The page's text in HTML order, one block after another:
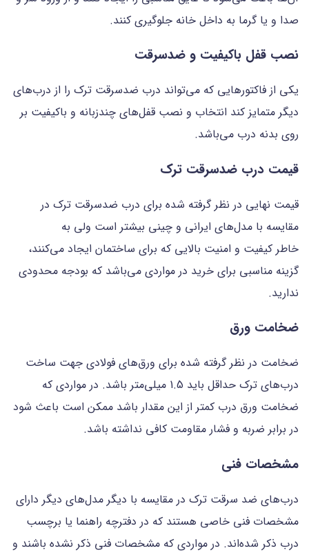
صدا و یا گرما به داخل خانه جلوگیری کنند.
نصب قفل باکیفیت و ضدسرقت
یکی از فاکتورهایی که می‌تواند درب ضدسرقت ترک را از درب‌های
دیگر متمایز ‌کند انتخاب و نصب قفل‌های چندزبانه و باکیفیت بر
روی بدنه درب می‌باشد.
قیمت درب ضدسرقت ترک
قیمت نهایی در نظر گرفته شده برای درب ضدسرقت ترک در
مقایسه با مدل‌های ایرانی و چینی بیشتر است ولی به
خاطر کیفیت و امنیت بالایی که برای ساختمان ایجاد می‌کنند،
گزینه مناسبی برای خرید در مواردی می‌باشد که بودجه محدودی
ندارید.
ضخامت ورق
ضخامت در نظر گرفته شده برای ورق‌های فولادی جهت ساخت
درب‌های ترک حداقل باید 1.5 میلی‌متر باشد. در مواردی که
ضخامت ورق درب کمتر از این مقدار باشد ممکن است باعث شود
در برابر ضربه و فشار مقاومت کافی نداشته باشد.
مشخصات فنی
درب‌های ضد سرقت ترک در مقایسه با دیگر مدل‌های دیگر دارای
مشخصات فنی خاصی هستند که در دفترچه راهنما یا برچسب
درب ذکر شده‌اند. در مواردی که مشخصات فنی ذکر نشده باشند و